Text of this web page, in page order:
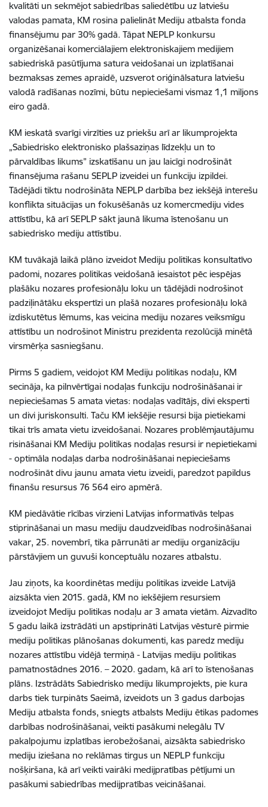
kvalitāti un sekmējot sabiedrības saliedētību uz latviešu
valodas pamata, KM rosina palielināt Mediju atbalsta fonda
finansējumu par 30% gadā. Tāpat NEPLP konkursu
organizēšanai komerciālajiem elektroniskajiem medijiem
sabiedriskā pasūtījuma satura veidošanai un izplatīšanai
bezmaksas zemes apraidē, uzsverot oriģinālsatura latviešu
valodā radīšanas nozīmi, būtu nepieciešami vismaz 1,1 miljons
eiro gadā.
KM ieskatā svarīgi virzīties uz priekšu arī ar likumprojekta
„Sabiedrisko elektronisko plašsaziņas līdzekļu un to
pārvaldības likums” izskatīšanu un jau laicīgi nodrošināt
finansējuma rašanu SEPLP izveidei un funkciju izpildei.
Tādējādi tiktu nodrošināta NEPLP darbība bez iekšējā interešu
konflikta situācijas un fokusēšanās uz komercmediju vides
attīstību, kā arī SEPLP sākt jaunā likuma īstenošanu un
sabiedrisko mediju attīstību.
KM tuvākajā laikā plāno izveidot Mediju politikas konsultatīvo
padomi, nozares politikas veidošanā iesaistot pēc iespējas
plašāku nozares profesionāļu loku un tādējādi nodrošinot
padziļinātāku ekspertīzi un plašā nozares profesionāļu lokā
izdiskutētus lēmums, kas veicina mediju nozares veiksmīgu
attīstību un nodrošinot Ministru prezidenta rezolūcijā minētā
virsmērķa sasniegšanu.
Pirms 5 gadiem, veidojot KM Mediju politikas nodaļu, KM
secināja, ka pilnvērtīgai nodaļas funkciju nodrošināšanai ir
nepieciešamas 5 amata vietas: nodaļas vadītājs, divi eksperti
un divi juriskonsulti. Taču KM iekšējie resursi bija pietiekami
tikai trīs amata vietu izveidošanai. Nozares problēmjautājumu
risināšanai KM Mediju politikas nodaļas resursi ir nepietiekami
- optimāla nodaļas darba nodrošināšanai nepieciešams
nodrošināt divu jaunu amata vietu izveidi, paredzot papildus
finanšu resursus 76 564 eiro apmērā.
KM piedāvātie rīcības virzieni Latvijas informatīvās telpas
stiprināšanai un masu mediju daudzveidības nodrošināšanai
vakar, 25. novembrī, tika pārrunāti ar mediju organizāciju
pārstāvjiem un guvuši konceptuālu nozares atbalstu.
Jau ziņots, ka koordinētas mediju politikas izveide Latvijā
aizsākta vien 2015. gadā, KM no iekšējiem resursiem
izveidojot Mediju politikas nodaļu ar 3 amata vietām. Aizvadīto
5 gadu laikā izstrādāti un apstiprināti Latvijas vēsturē pirmie
mediju politikas plānošanas dokumenti, kas paredz mediju
nozares attīstību vidējā termiņā - Latvijas mediju politikas
pamatnostādnes 2016. – 2020. gadam, kā arī to īstenošanas
plāns. Izstrādāts Sabiedrisko mediju likumprojekts, pie kura
darbs tiek turpināts Saeimā, izveidots un 3 gadus darbojas
Mediju atbalsta fonds, sniegts atbalsts Mediju ētikas padomes
darbības nodrošināšanai, veikti pasākumi nelegālu TV
pakalpojumu izplatības ierobežošanai, aizsākta sabiedrisko
mediju iziešana no reklāmas tirgus un NEPLP funkciju
nošķiršana, kā arī veikti vairāki medijpratības pētījumi un
pasākumi sabiedrības medijpratības veicināšanai.